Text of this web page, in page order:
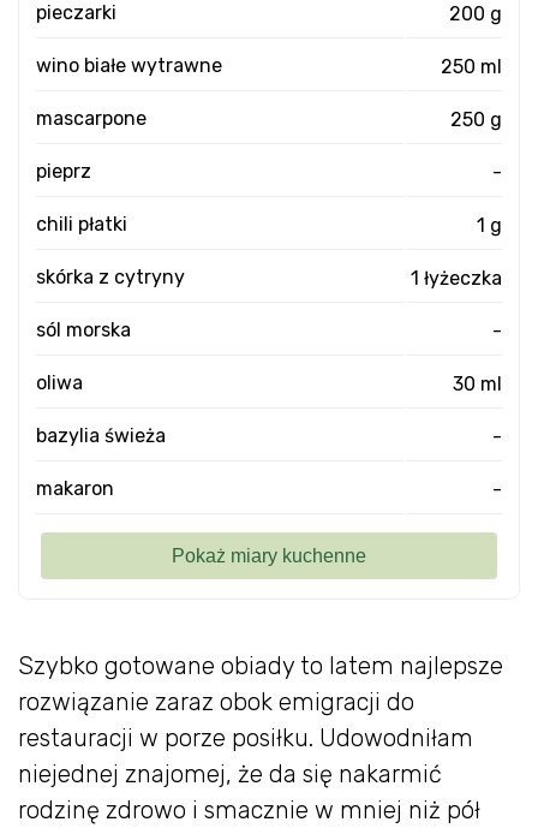
Szybko gotowane obiady to latem najlepsze
rozwiązanie zaraz obok emigracji do
restauracji w porze posiłku. Udowodniłam
niejednej znajomej, że da się nakarmić
rodzinę zdrowo i smacznie w mniej niż pół
pieczarki 200 g
wino białe wytrawne 250 ml
mascarpone 250 g
pieprz -
chili płatki 1 g
skórka z cytryny 1 łyżeczka
sól morska -
oliwa 30 ml
bazylia świeża -
makaron -